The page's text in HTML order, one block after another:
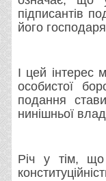
підписантів
його
І цей інтерес
особистої
подання
нинішньої
Річ у тім, що